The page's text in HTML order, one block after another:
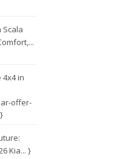
Scala
4x4 in
offer-
Kia... }